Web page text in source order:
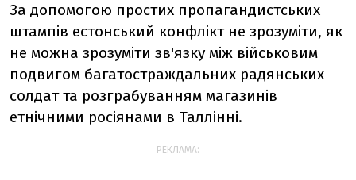
За допомогою простих пропагандистських
штампів естонський конфлікт не зрозуміти, як
не можна зрозуміти зв'язку між військовим
подвигом багатостраждальних радянських
солдат та розграбуванням магазинів
етнічними росіянами в Таллінні.
РЕКЛАМА: